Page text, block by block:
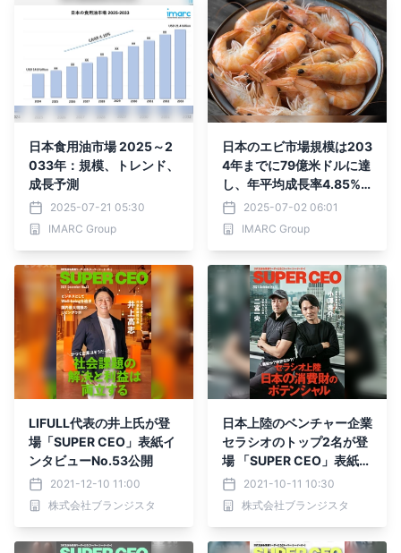
日本食用油市場 2025～2
033年：規模、トレンド、
成長予測
2025-07-21 05:30
IMARC Group
日本のエビ市場規模は203
4年までに79億米ドルに達
し、年平均成長率4.85%
で成長する見通し
2025-07-02 06:01
IMARC Group
LIFULL代表の井上氏が登
場「SUPER CEO」表紙イ
ンタビューNo.53公開
2021-12-10 11:00
株式会社ブランジスタ
日本上陸のベンチャー企業
セラシオのトップ2名が登
場 「SUPER CEO」表紙イ
ンタビューNo.52公開
2021-10-11 10:30
株式会社ブランジスタ